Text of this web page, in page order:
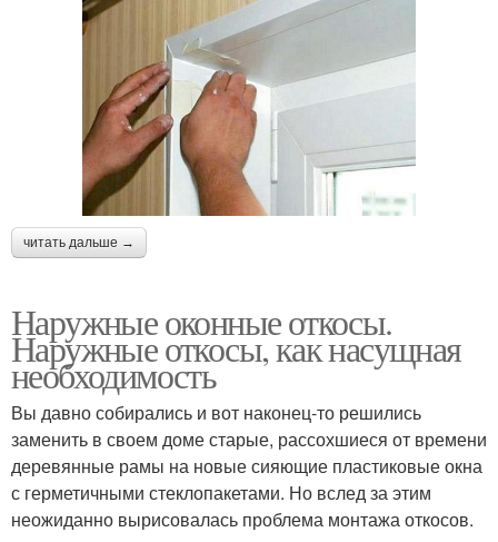
читать дальше →
Наружные оконные откосы.
Наружные откосы, как насущная
необходимость
Вы давно собирались и вот наконец-то решились
заменить в своем доме старые, рассохшиеся от времени
деревянные рамы на новые сияющие пластиковые окна
с герметичными стеклопакетами. Но вслед за этим
неожиданно вырисовалась проблема монтажа откосов.